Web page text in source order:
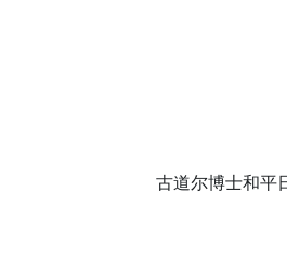
古道尔博士和平